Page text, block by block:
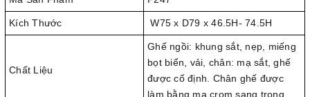
Kích Thước W75 x D79 x 46.5H- 74.5H
Chất Liệu
Ghế ngồi: khung sắt, nẹp, miếng
bọt biển, vải, chân: mạ sắt, ghế
được cố định. Chân ghế được
làm bằng mạ crom sang trọng